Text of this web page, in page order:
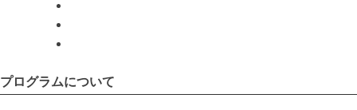
プログラムについて